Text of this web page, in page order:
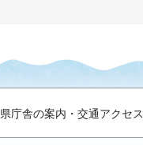
県庁舎の案内・交通アクセス